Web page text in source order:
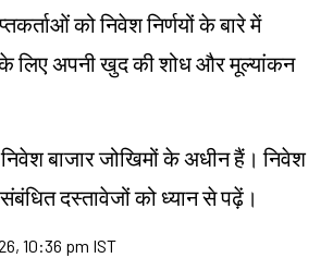
को निवेश निर्णयों के बारे में
के लिए अपनी खुद की शोध और मूल्यांकन
निवेश बाजार जोखिमों के अधीन हैं। निवेश
दस्तावेजों को ध्यान से पढ़ें।
10:36 pm IST